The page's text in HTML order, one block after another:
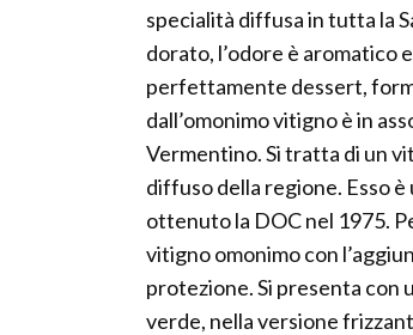
specialità diffusa in tutta la
dorato, l’odore è aromatico
perfettamente dessert,
dall’omonimo vitigno è in
Vermentino. Si tratta di un
diffuso della regione. Esso
ottenuto la DOC nel 1975.
vitigno omonimo con
protezione. Si presenta con
verde, nella versione